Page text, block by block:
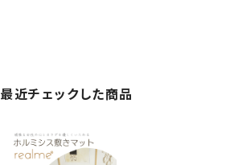
最近チェックした商品